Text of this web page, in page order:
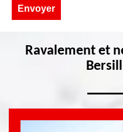
Ravalement et